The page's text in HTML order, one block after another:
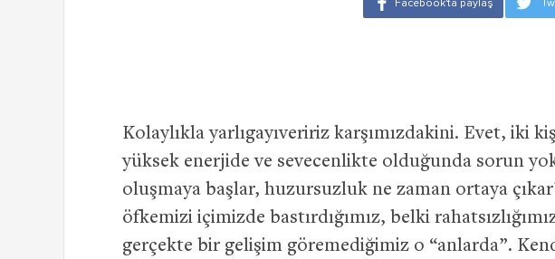
Kolaylıkla yarlıgayıveririz karşımızdakini. Evet, iki
yüksek enerjide ve sevecenlikte olduğunda sorun
oluşmaya başlar, huzursuzluk ne zaman ortaya
öfkemizi içimizde bastırdığımız, belki
gerçekte bir gelişim göremediğimiz o “anlarda”.